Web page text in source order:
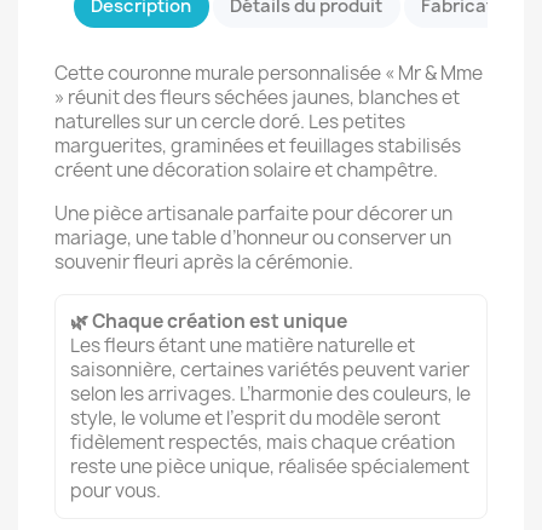
Description Détails du produit Fabrication
Cette couronne murale personnalisée « Mr & Mme
» réunit des fleurs séchées jaunes, blanches et
naturelles sur un cercle doré. Les petites
marguerites, graminées et feuillages stabilisés
créent une décoration solaire et champêtre.
Une pièce artisanale parfaite pour décorer un
mariage, une table d’honneur ou conserver un
souvenir fleuri après la cérémonie.
🌿 Chaque création est unique
Les fleurs étant une matière naturelle et
saisonnière, certaines variétés peuvent varier
selon les arrivages. L’harmonie des couleurs, le
style, le volume et l’esprit du modèle seront
fidèlement respectés, mais chaque création
reste une pièce unique, réalisée spécialement
pour vous.